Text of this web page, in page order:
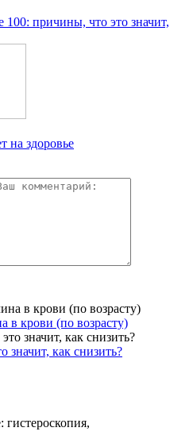
причины, что это значит,
на здоровье
в крови (по возрасту)
значит, как снизить?